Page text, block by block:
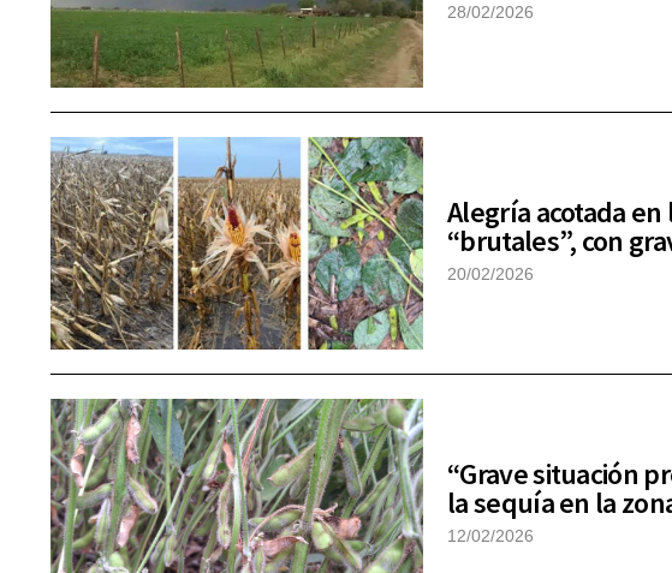
28/02/2026
Alegría acotada
“brutales”, con
20/02/2026
“Grave situación
la sequía en la
12/02/2026